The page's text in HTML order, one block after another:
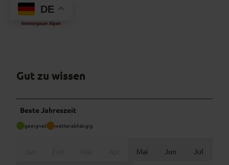
Gut zu wissen
Beste Jahreszeit
geeignet wetterabhängig
Mai Jun Jul
DE